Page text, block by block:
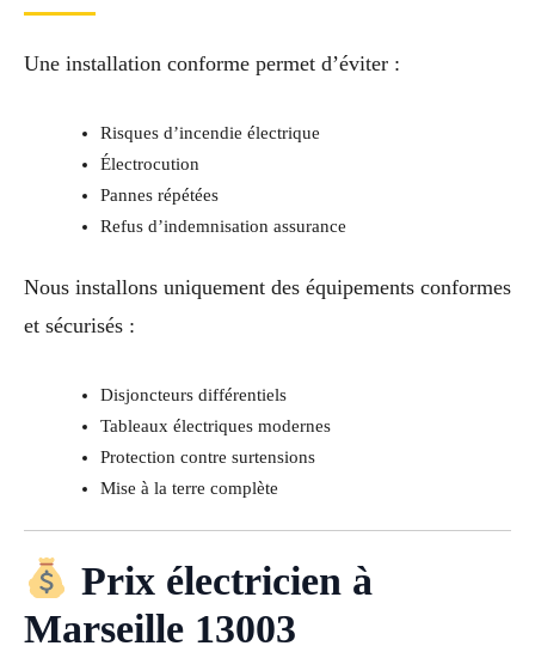
Une installation conforme permet d’éviter :
Risques d’incendie électrique
Électrocution
Pannes répétées
Refus d’indemnisation assurance
Nous installons uniquement des équipements conformes
et sécurisés :
Disjoncteurs différentiels
Tableaux électriques modernes
Protection contre surtensions
Mise à la terre complète
Prix électricien à
Marseille 13003